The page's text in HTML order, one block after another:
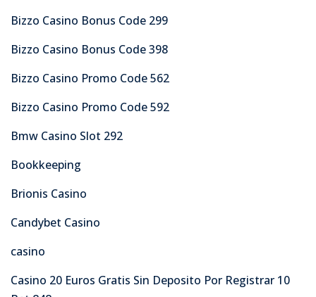
Bizzo Casino Bonus Code 299
Bizzo Casino Bonus Code 398
Bizzo Casino Promo Code 562
Bizzo Casino Promo Code 592
Bmw Casino Slot 292
Bookkeeping
Brionis Casino
Candybet Casino
casino
Casino 20 Euros Gratis Sin Deposito Por Registrar 10